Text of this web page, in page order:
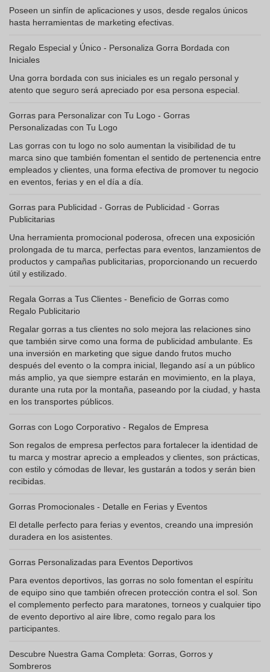
Poseen un sinfín de aplicaciones y usos, desde regalos únicos
hasta herramientas de marketing efectivas.
Regalo Especial y Único - Personaliza Gorra Bordada con
Iniciales
Una gorra bordada con sus iniciales es un regalo personal y
atento que seguro será apreciado por esa persona especial.
Gorras para Personalizar con Tu Logo - Gorras
Personalizadas con Tu Logo
Las gorras con tu logo no solo aumentan la visibilidad de tu
marca sino que también fomentan el sentido de pertenencia entre
empleados y clientes, una forma efectiva de promover tu negocio
en eventos, ferias y en el día a día.
Gorras para Publicidad - Gorras de Publicidad - Gorras
Publicitarias
Una herramienta promocional poderosa, ofrecen una exposición
prolongada de tu marca, perfectas para eventos, lanzamientos de
productos y campañas publicitarias, proporcionando un recuerdo
útil y estilizado.
Regala Gorras a Tus Clientes - Beneficio de Gorras como
Regalo Publicitario
Regalar gorras a tus clientes no solo mejora las relaciones sino
que también sirve como una forma de publicidad ambulante. Es
una inversión en marketing que sigue dando frutos mucho
después del evento o la compra inicial, llegando así a un público
más amplio, ya que siempre estarán en movimiento, en la playa,
durante una ruta por la montaña, paseando por la ciudad, y hasta
en los transportes públicos.
Gorras con Logo Corporativo - Regalos de Empresa
Son regalos de empresa perfectos para fortalecer la identidad de
tu marca y mostrar aprecio a empleados y clientes, son prácticas,
con estilo y cómodas de llevar, les gustarán a todos y serán bien
recibidas.
Gorras Promocionales - Detalle en Ferias y Eventos
El detalle perfecto para ferias y eventos, creando una impresión
duradera en los asistentes.
Gorras Personalizadas para Eventos Deportivos
Para eventos deportivos, las gorras no solo fomentan el espíritu
de equipo sino que también ofrecen protección contra el sol. Son
el complemento perfecto para maratones, torneos y cualquier tipo
de evento deportivo al aire libre, como regalo para los
participantes.
Descubre Nuestra Gama Completa: Gorras, Gorros y
Sombreros